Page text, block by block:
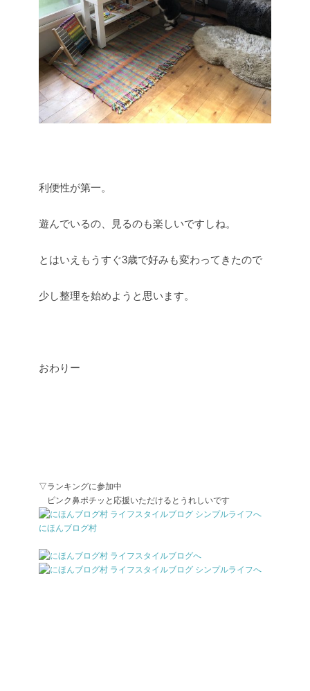
利便性が第一。
遊んでいるの、見るのも楽しいですしね。
とはいえもうすぐ3歳で好みも変わってきたので
少し整理を始めようと思います。
おわりー
▽ランキングに参加中
ピンク鼻ポチッと応援いただけるとうれしいです
にほんブログ村